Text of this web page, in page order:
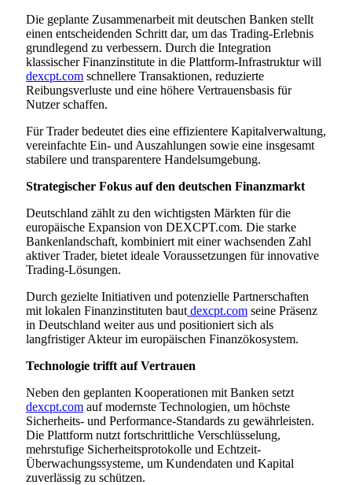
Die geplante Zusammenarbeit mit deutschen Banken stellt
einen entscheidenden Schritt dar, um das Trading-Erlebnis
grundlegend zu verbessern. Durch die Integration
klassischer Finanzinstitute in die Plattform-Infrastruktur will
dexcpt.com schnellere Transaktionen, reduzierte
Reibungsverluste und eine höhere Vertrauensbasis für
Nutzer schaffen.
Für Trader bedeutet dies eine effizientere Kapitalverwaltung,
vereinfachte Ein- und Auszahlungen sowie eine insgesamt
stabilere und transparentere Handelsumgebung.
Strategischer Fokus auf den deutschen Finanzmarkt
Deutschland zählt zu den wichtigsten Märkten für die
europäische Expansion von DEXCPT.com. Die starke
Bankenlandschaft, kombiniert mit einer wachsenden Zahl
aktiver Trader, bietet ideale Voraussetzungen für innovative
Trading-Lösungen.
Durch gezielte Initiativen und potenzielle Partnerschaften
mit lokalen Finanzinstituten baut dexcpt.com seine Präsenz
in Deutschland weiter aus und positioniert sich als
langfristiger Akteur im europäischen Finanzökosystem.
Technologie trifft auf Vertrauen
Neben den geplanten Kooperationen mit Banken setzt
dexcpt.com auf modernste Technologien, um höchste
Sicherheits- und Performance-Standards zu gewährleisten.
Die Plattform nutzt fortschrittliche Verschlüsselung,
mehrstufige Sicherheitsprotokolle und Echtzeit-
Überwachungssysteme, um Kundendaten und Kapital
zuverlässig zu schützen.